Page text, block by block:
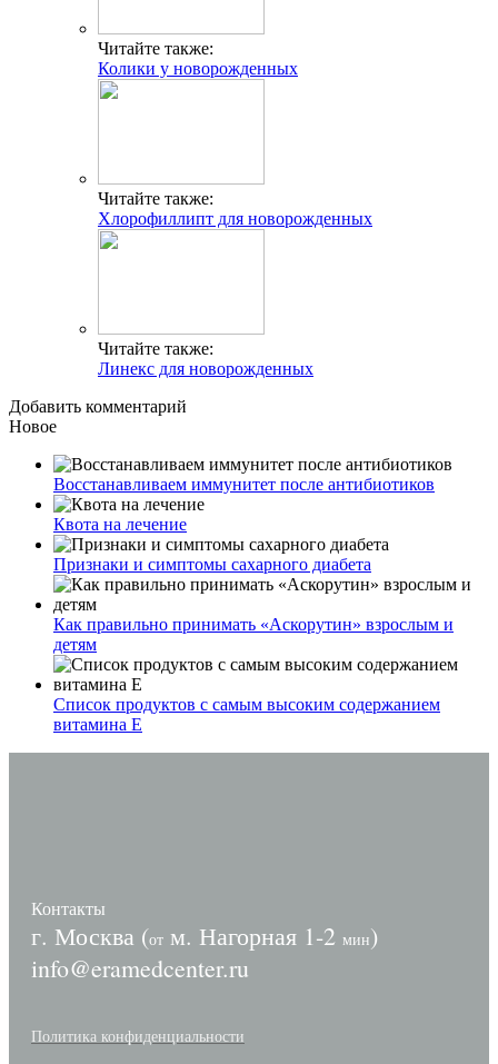
Читайте также:
Колики у новорожденных
Читайте также:
Хлорофиллипт для новорожденных
Читайте также:
Линекс для новорожденных
Добавить комментарий
Новое
Восстанавливаем иммунитет после антибиотиков
Квота на лечение
Признаки и симптомы сахарного диабета
Как правильно принимать «Аскорутин» взрослым и
детям
Список продуктов с самым высоким содержанием
витамина E
Контакты
г. Москва (от м. Нагорная 1-2 мин)
info@eramedcenter.ru
Политика конфиденциальности